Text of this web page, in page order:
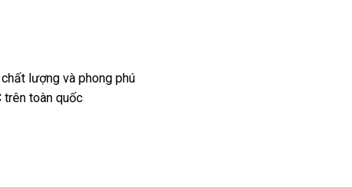
lượng và phong phú
trên toàn quốc